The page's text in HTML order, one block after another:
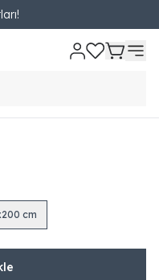
Wool Comfort Baza
cm